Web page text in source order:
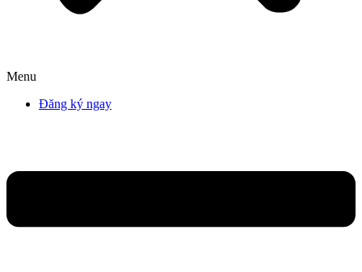
Menu
Đăng ký ngay